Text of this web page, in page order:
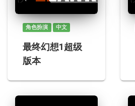
角色扮演 中文
最终幻想1超级
版本